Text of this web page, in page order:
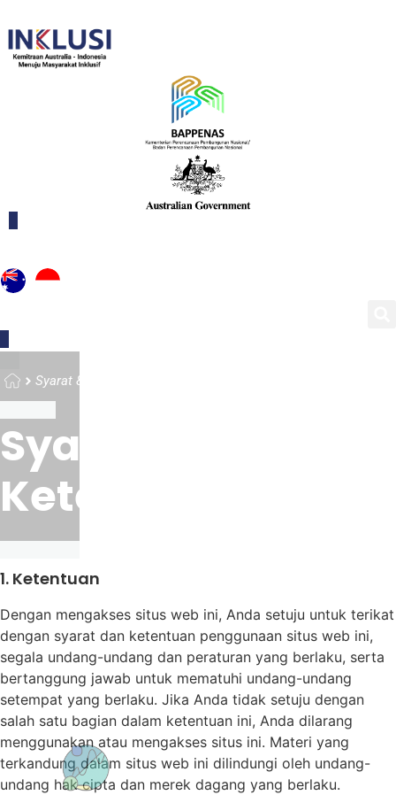
HomeSyarat & Ketentuan
Syarat &
Ketentuan
1. Ketentuan
Dengan mengakses situs web ini, Anda setuju untuk terikat
dengan syarat dan ketentuan penggunaan situs web ini,
segala undang-undang dan peraturan yang berlaku, serta
bertanggung jawab untuk mematuhi undang-undang
setempat yang berlaku. Jika Anda tidak setuju dengan
salah satu bagian dalam ketentuan ini, Anda dilarang
menggunakan atau mengakses situs ini. Materi yang
terkandung dalam situs web ini dilindungi oleh undang-
undang hak cipta dan merek dagang yang berlaku.